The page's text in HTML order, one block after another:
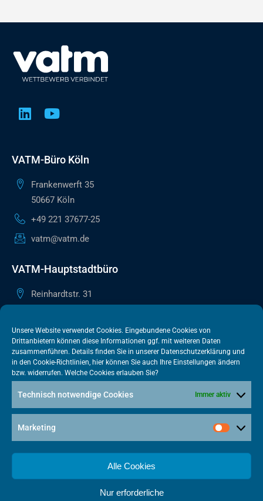
Unsere Website verwendet Cookies. Eingebundene Cookies von
Drittanbietern können diese Informationen ggf. mit weiteren Daten
zusammenführen. Details finden Sie in unserer Datenschutzerklärung und
in den Cookie-Richtlinien, hier können Sie auch Ihre Einstellungen ändern
bzw. widerrufen. Welche Cookies erlauben Sie?
Technisch notwendige Cookies Immer aktiv
Marketing
Alle Cookies
Nur erforderliche
VATM-Büro Köln
Frankenwerft 35
50667 Köln
+49 221 37677-25
vatm@vatm.de
VATM-Hauptstadtbüro
Reinhardtstr. 31
+49 30 505615-38
berlin@vatm.de
VATM-Büro Brüssel